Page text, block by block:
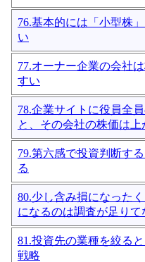
76.基本的には「小型株
い
77.オーナー企業の会社
すい
78.企業サイトに役員全
と、その会社の株価は上
79.第六感で投資判断す
る
80.少し含み損になった
になるのは調査が足りて
81.投資先の業種を絞る
戦略